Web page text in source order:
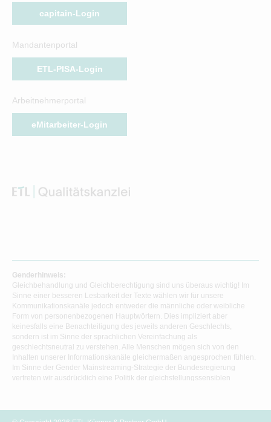
capitain-Login
Mandantenportal
ETL-PISA-Login
Arbeitnehmerportal
eMitarbeiter-Login
Genderhinweis:
Gleichbehandlung und Gleichberechtigung sind uns überaus wichtig! Im
Sinne einer besseren Lesbarkeit der Texte wählen wir für unsere
Kommunikationskanäle jedoch entweder die männliche oder weibliche
Form von personenbezogenen Hauptwörtern. Dies impliziert aber
keinesfalls eine Benachteiligung des jeweils anderen Geschlechts,
sondern ist im Sinne der sprachlichen Vereinfachung als
geschlechtsneutral zu verstehen. Alle Menschen mögen sich von den
Inhalten unserer Informationskanäle gleichermaßen angesprochen fühlen.
Im Sinne der Gender Mainstreaming-Strategie der Bundesregierung
vertreten wir ausdrücklich eine Politik der gleichstellungssensiblen